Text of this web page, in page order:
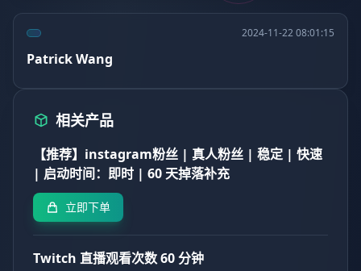
2024-11-22 08:01:15
Patrick Wang
相关产品
【推荐】instagram粉丝 | 真人粉丝 | 稳定 | 快速
| 启动时间：即时 | 60 天掉落补充
立即下单
Twitch 直播观看次数 60 分钟